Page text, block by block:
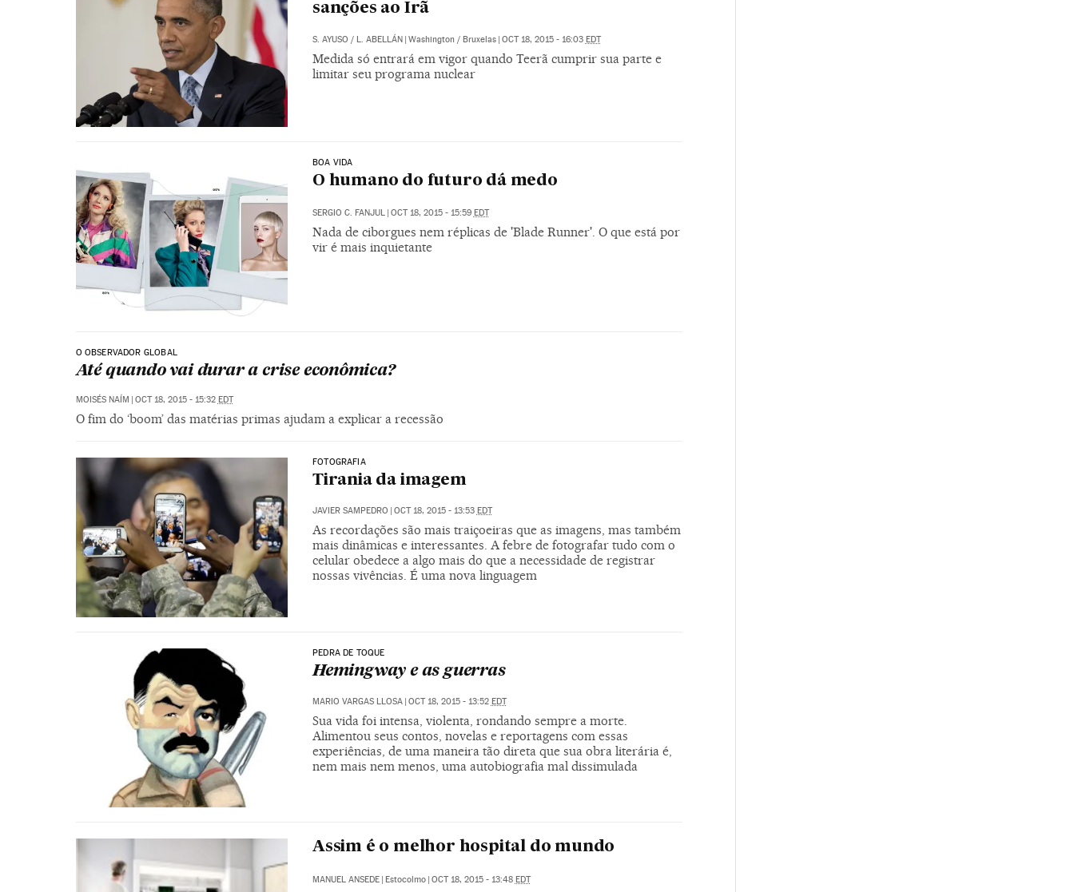
sanções ao Irã
S. AYUSO / L. ABELLÁN Washington / Bruxelas OCT 18, 2015 - 16:03 EDT
Medida só entrará em vigor quando Teerã cumprir sua parte e
limitar seu programa nuclear
BOA VIDA
O humano do futuro dá medo
SERGIO C. FANJUL | OCT 18, 2015 - 15:59 EDT
Nada de ciborgues nem réplicas de 'Blade Runner'. O que está por
vir é mais inquietante
O OBSERVADOR GLOBAL
Até quando vai durar a crise econômica?
MOISÉS NAÍM OCT 18, 2015 - 15:32 EDT
O fim do ‘boom’ das matérias primas ajudam a explicar a recessão
FOTOGRAFIA
Tirania da imagem
JAVIER SAMPEDRO OCT 18, 2015 - 13:53 EDT
As recordações são mais traiçoeiras que as imagens, mas também
mais dinâmicas e interessantes. A febre de fotografar tudo com o
celular obedece a algo mais do que a necessidade de registrar
nossas vivências. É uma nova linguagem
PEDRA DE TOQUE
Hemingway e as guerras
MARIO VARGAS LLOSA | OCT 18, 2015 - 13:52 EDT
Sua vida foi intensa, violenta, rondando sempre a morte.
Alimentou seus contos, novelas e reportagens com essas
experiências, de uma maneira tão direta que sua obra literária é,
nem mais nem menos, uma autobiografia mal dissimulada
Assim é o melhor hospital do mundo
MANUEL ANSEDE | Estocolmo | OCT 18, 2015 - 13:48 EDT